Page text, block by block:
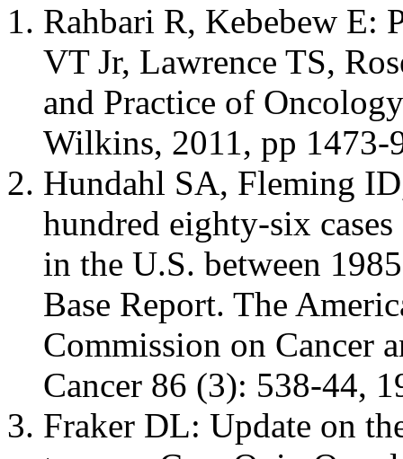
Rahbari R, Kebebew E:
VT Jr, Lawrence TS,
and Practice of
Wilkins, 2011, pp 1473-
Hundahl SA, Fleming
hundred eighty-six
in the U.S. between
Base Report. The
Commission on Cancer
Cancer 86 (3): 538-44,
Fraker DL: Update on